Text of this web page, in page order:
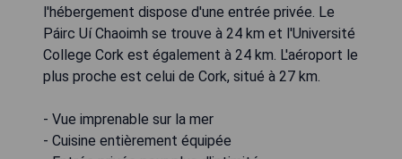
l'hébergement dispose d'une entrée privée. Le
Páirc Uí Chaoimh se trouve à 24 km et l'Université
College Cork est également à 24 km. L'aéroport le
plus proche est celui de Cork, situé à 27 km.
- Vue imprenable sur la mer
- Cuisine entièrement équipée